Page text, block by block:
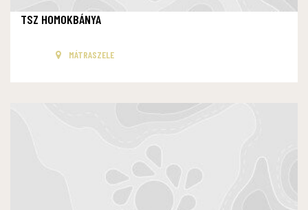
TSZ HOMOKBÁNYA
MÁTRASZELE